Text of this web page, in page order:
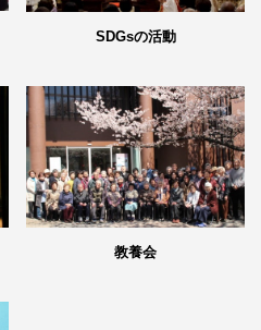
SDGsの活動
教養会